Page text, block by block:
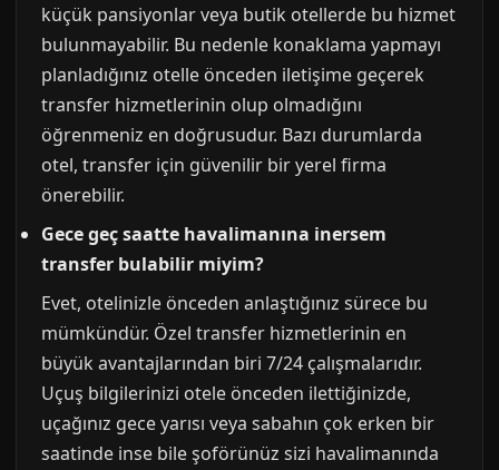
küçük pansiyonlar veya butik otellerde bu hizmet
bulunmayabilir. Bu nedenle konaklama yapmayı
planladığınız otelle önceden iletişime geçerek
transfer hizmetlerinin olup olmadığını
öğrenmeniz en doğrusudur. Bazı durumlarda
otel, transfer için güvenilir bir yerel firma
önerebilir.
Gece geç saatte havalimanına inersem
transfer bulabilir miyim?
Evet, otelinizle önceden anlaştığınız sürece bu
mümkündür. Özel transfer hizmetlerinin en
büyük avantajlarından biri 7/24 çalışmalarıdır.
Uçuş bilgilerinizi otele önceden ilettiğinizde,
uçağınız gece yarısı veya sabahın çok erken bir
saatinde inse bile şoförünüz sizi havalimanında